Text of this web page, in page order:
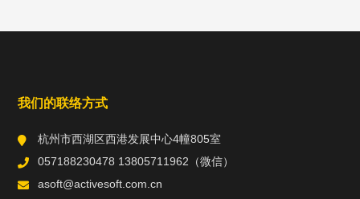
我们的联络方式
杭州市西湖区西港发展中心4幢805室
057188230478 13805711962（微信）
asoft@activesoft.com.cn